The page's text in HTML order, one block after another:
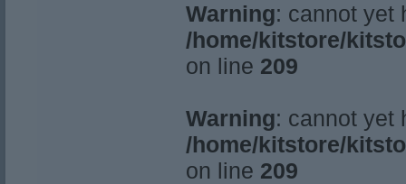
Warning: cannot yet
/home/kitstore/
on line 209
Warning: cannot yet
/home/kitstore/
on line 209